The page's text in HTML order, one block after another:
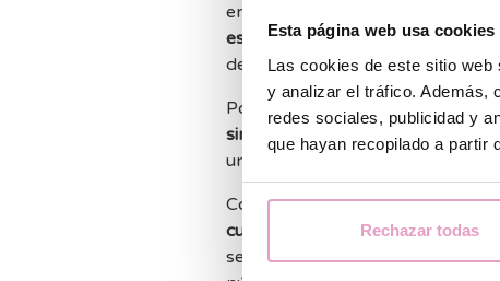
Esta página web usa cookies
Las cookies de este sitio
y analizar el tráfico. Además,
redes sociales, publicidad y
que hayan recopilado a partir
Rechazar todas
embarazo gemelar. Además, el
es menor , al congelar solo los
desarrollo.
Por último, al ser el
estadio
sincronización entre el
uno o dos días después de la
Como desventaja, mencionar
cultivo prolongado y a
serán capaces de superar. Así